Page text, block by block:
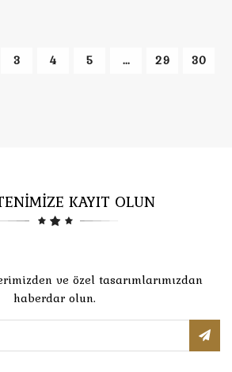
3 4 5 ... 29
30
KAYIT OLUN
ve özel tasarımlarımızdan
haberdar olun.